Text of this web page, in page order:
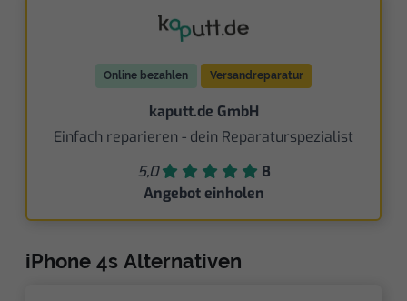
Online bezahlen Versandreparatur
kaputt.de GmbH
Einfach reparieren - dein Reparaturspezialist
5,0
8
Angebot einholen
iPhone 4s Alternativen